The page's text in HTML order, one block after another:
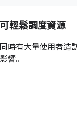
可輕鬆調度資源
同時有大量使用者造
影響。